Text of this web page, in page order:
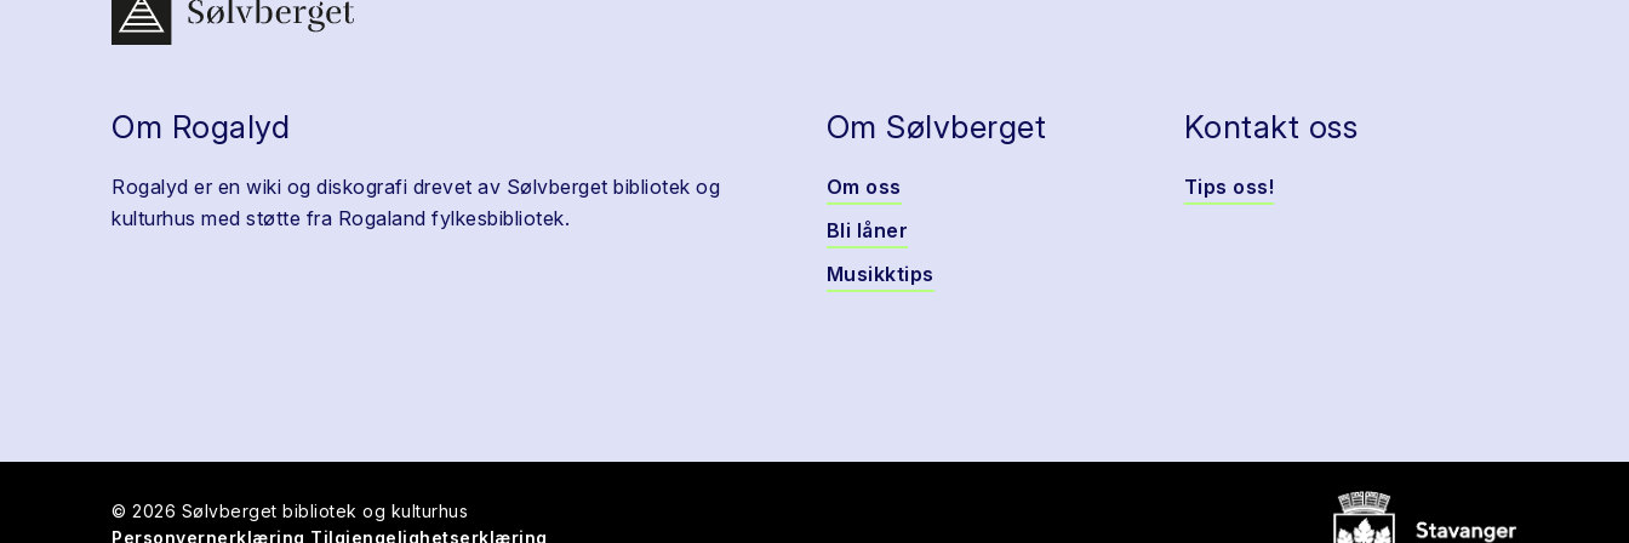
Om Rogalyd
Rogalyd er en wiki og diskografi drevet av Sølvberget bibliotek og
kulturhus med støtte fra Rogaland fylkesbibliotek.
Om Sølvberget
Om oss
Bli låner
Musikktips
Kontakt oss
Tips oss!
© 2026 Sølvberget bibliotek og kulturhus
Personvernerklæring Tilgjengelighetserklæring